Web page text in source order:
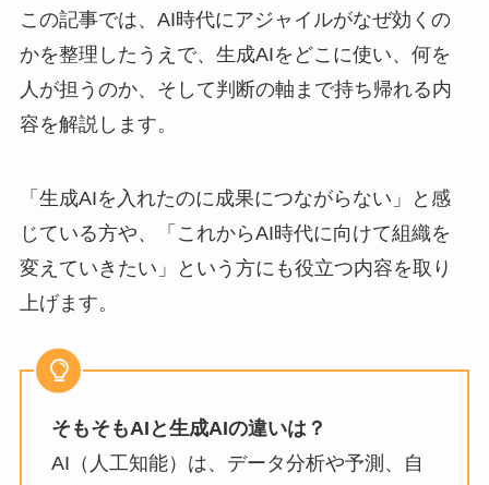
この記事では、AI時代にアジャイルがなぜ効くの
かを整理したうえで、生成AIをどこに使い、何を
人が担うのか、そして判断の軸まで持ち帰れる内
容を解説します。
「生成AIを入れたのに成果につながらない」と感
じている方や、「これからAI時代に向けて組織を
変えていきたい」という方にも役立つ内容を取り
上げます。
そもそもAIと生成AIの違いは？
AI（人工知能）は、データ分析や予測、自